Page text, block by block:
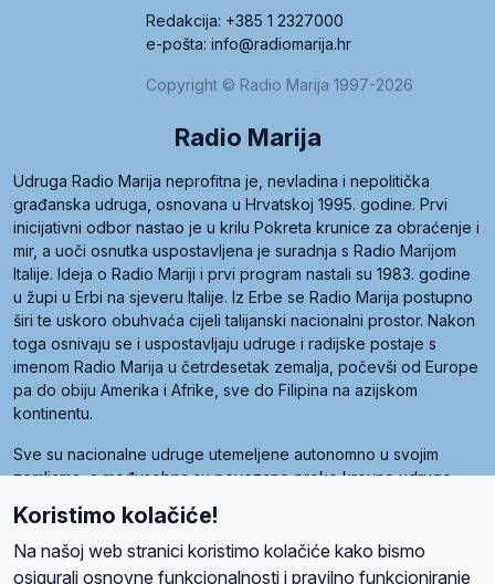
Redakcija: +385 1 2327000
e-pošta: info@radiomarija.hr
Copyright © Radio Marija 1997-2026
Radio Marija
Udruga Radio Marija neprofitna je, nevladina i nepolitička
građanska udruga, osnovana u Hrvatskoj 1995. godine. Prvi
inicijativni odbor nastao je u krilu Pokreta krunice za obraćenje i
mir, a uoči osnutka uspostavljena je suradnja s Radio Marijom
Italije. Ideja o Radio Mariji i prvi program nastali su 1983. godine
u župi u Erbi na sjeveru Italije. Iz Erbe se Radio Marija postupno
širi te uskoro obuhvaća cijeli talijanski nacionalni prostor. Nakon
toga osnivaju se i uspostavljaju udruge i radijske postaje s
imenom Radio Marija u četrdesetak zemalja, počevši od Europe
pa do obiju Amerika i Afrike, sve do Filipina na azijskom
kontinentu.
Sve su nacionalne udruge utemeljene autonomno u svojim
zemljama, a međusobna su povezane preko krovne udruge
Radio Maria). Svjetsku obitelj utemeljilo je sedam članica, među
kojima je i hrvatska Udruga Radio Marija.
Koristimo kolačiće!
Na našoj web stranici koristimo kolačiće kako bismo
osigurali osnovne funkcionalnosti i pravilno funkcioniranje